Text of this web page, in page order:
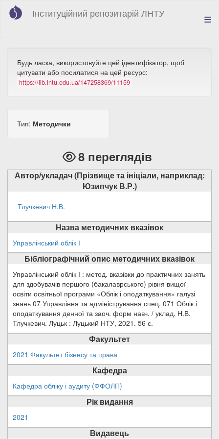
Перейти
вмісту
Інституційний репозитарій ЛНТУ
Будь ласка, використовуйте цей ідентифікатор, щоб
цитувати або посилатися на цей ресурс:
https://lib.lntu.edu.ua/147258369/11159
Тип: Методички
8 переглядів
Автор/укладач (Прізвище та ініціали, наприклад:
Юзипчук В.Р.)
Тлучкевич Н.В.
Назва методичних вказівок
Управлінський облік І
Бібліографічний опис методичних вказівок
Управлінський облік І : метод. вказівки до практичних занять
для здобувачів першого (бакалаврського) рівня вищої
освіти освітньої програми «Облік і оподаткування» галузі
знань 07 Управління та адміністрування спец. 071 Облік і
оподаткування денної та заоч. форм навч. / уклад. Н.В.
Тлучкевич. Луцьк : Луцький НТУ, 2021. 56 с.
Факультет
2021 Факультет бізнесу та права
Кафедра
Кафедра обліку і аудиту (ФФОЛП)
Рік видання
2021
Видавець